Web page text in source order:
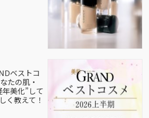
ベストコ
たの肌・
美化”して
く教えて！